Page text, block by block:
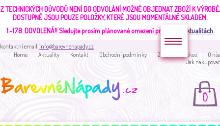
Z TECHNICKÝCH DŮVODŮ NENÍ DO ODVOLÁNÍ MOŽNÉ OBJEDNAT ZBOŽÍ K VÝROBĚ,
DOSTUPNÉ JSOU POUZE POLOŽKY, KTERÉ JSOU MOMENTÁLNĚ SKLADEM.
1.-17.8. DOVOLENÁ!!Sledujte prosím plánované omezení provozu v aktualitách.
kontaktní email:info@barevnenapady.cz
Home
Aktuality Kontakt Obchodní podmínky Zakaznická sekce
O nás
Jak nakupovat
0